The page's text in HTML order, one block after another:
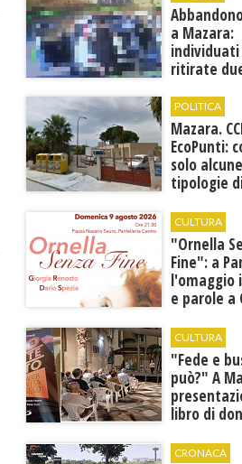
a Mazara:
individuati
ritirate
POLITICA
Mazara.
EcoPunti:
solo alcune
tipologie
orari estivi
CULTURA
​"Ornella
Fine": a
l'omaggio
e parole a
CULTURA
"Fede e
può?" A
libro di
volte tanto”
CRONACA